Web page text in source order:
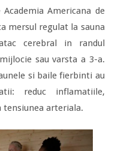
Americana de
mersul regulat la sauna
cerebral in randul
sau varsta a 3-a.
si baile fierbinti au
reduc inflamatiile,
tensiunea arteriala.